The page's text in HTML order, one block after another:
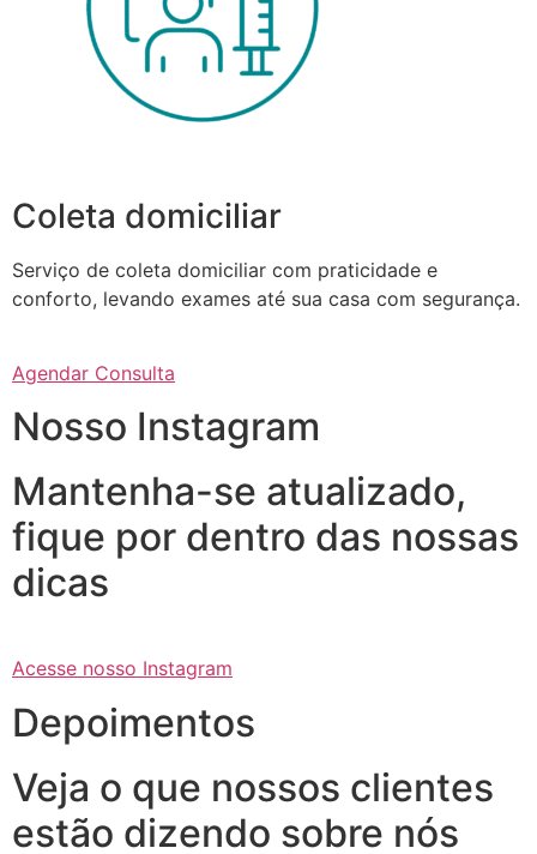
Coleta domiciliar
Serviço de coleta domiciliar com praticidade e
conforto, levando exames até sua casa com segurança.
Agendar Consulta
Nosso Instagram
Mantenha-se atualizado,
fique por dentro das nossas
dicas
Acesse nosso Instagram
Depoimentos
Veja o que nossos clientes
estão dizendo sobre nós